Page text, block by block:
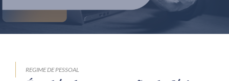
Produtos e serviços
Orientação por Escrito
REGIME DE PESSOAL